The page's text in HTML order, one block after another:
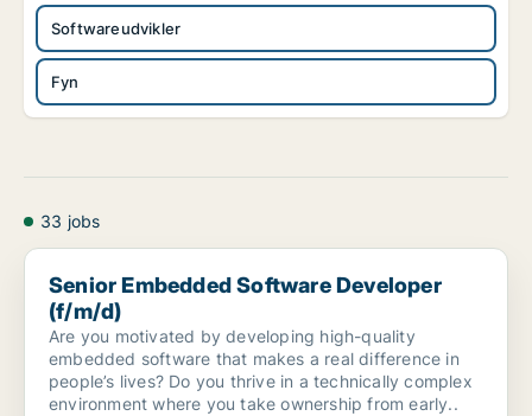
Softwareudvikler
Fyn
33 jobs
Senior Embedded Software Developer (f/m/d)
Senior Embedded Software Developer
(f/m/d)
Are you motivated by developing high-quality
embedded software that makes a real difference in
people’s lives? Do you thrive in a technically complex
environment where you take ownership from early..